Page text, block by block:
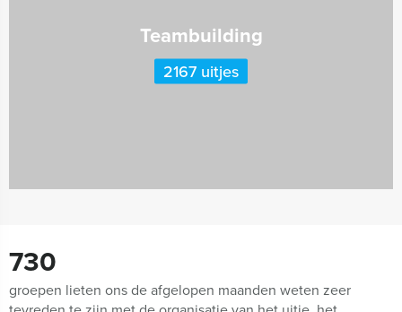
Teambuilding
2167 uitjes
730
groepen lieten ons de afgelopen maanden weten zeer